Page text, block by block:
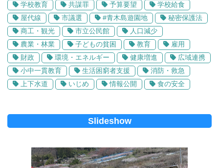
学校教育
共謀罪 予算要望
学校給食
屋代線
市議選 #青木島遊園地
秘密保護法
商工・観光
市立公民館
人口減少
農業・林業
子どもの貧困 教育
雇用
財政
環境・エネルギー 健康増進
広域連携
小中一貫教育
生活困窮者支援
消防・救急
上下水道
いじめ 情報公開 食の安全
Slideshow